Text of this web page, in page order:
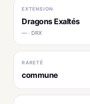
EXTENSION
Dragons Exaltés
— · DRX
RARETÉ
commune